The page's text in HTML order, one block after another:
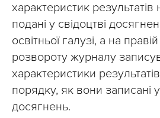
характеристик
подані у свідоцтві
освітньої галузі, а на правій
розвороту журналу
характеристики
порядку, як вони записані у
досягнень.